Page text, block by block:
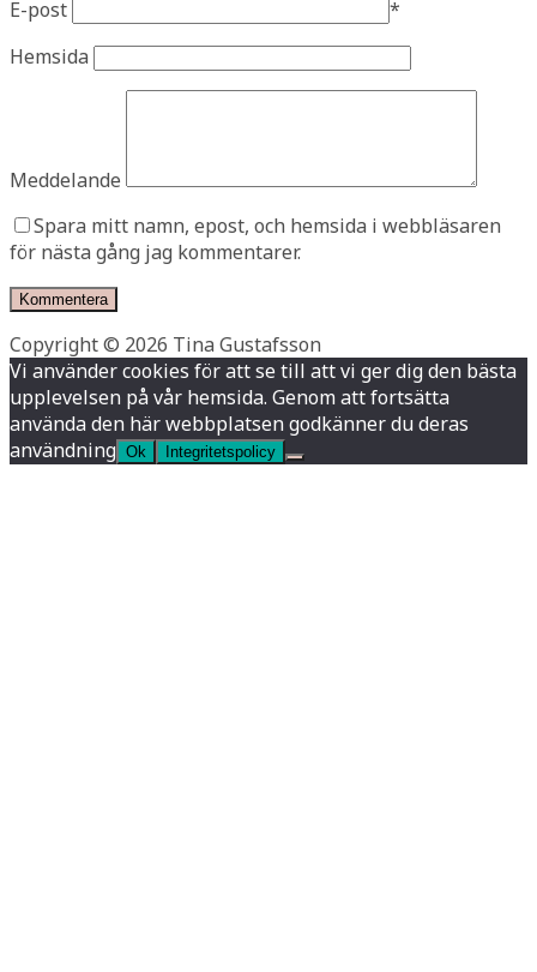
E-post
*
Hemsida
Meddelande
Spara mitt namn, epost, och hemsida i webbläsaren
för nästa gång jag kommentarer.
Copyright © 2026 Tina Gustafsson
Vi använder cookies för att se till att vi ger dig den bästa
upplevelsen på vår hemsida. Genom att fortsätta
använda den här webbplatsen godkänner du deras
användning Ok Integritetspolicy